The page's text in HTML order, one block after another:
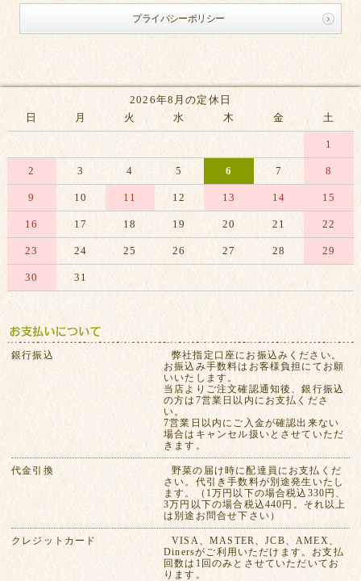
プライバシーポリシー
2026年8月の定休日
日
月 火 水 木 金 土
1
2 3 4 5 6 7 8
9 10 11 12 13 14 15
16 17 18 19 20 21 22
23 24 25 26 27 28 29
30 31
※赤字は休業日です
銀行振込
弊社指定口座にお振込みください。
お振込み手数料はお客様負担にてお願
いいたします。
当店よりご注文確認通知後、銀行振込
の方は7営業日以内にお支払くださ
い。
7営業日以内にご入金が確認出来ない
場合はキャンセル扱いとさせていただ
きます。
代金引換
野菜の届け時に配達員にお支払くだ
さい。代引き手数料が別途発生いたし
ます。（1万円以下の場合税込330円、
3万円以下の場合税込440円。それ以上
は別途お問合せ下さい）
クレジットカード
VISA、MASTER、JCB、AMEX、
Dinersがご利用いただけます。お支払
回数は1回のみとさせていただいてお
ります。